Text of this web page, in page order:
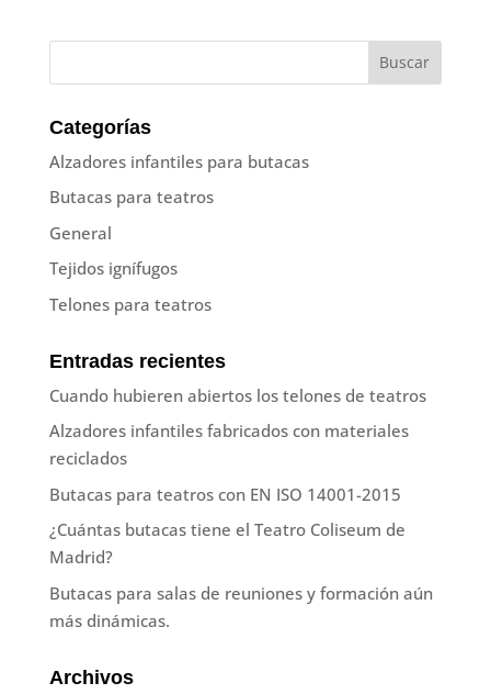
Categorías
Alzadores infantiles para butacas
Butacas para teatros
General
Tejidos ignífugos
Telones para teatros
Entradas recientes
Cuando hubieren abiertos los telones de teatros
Alzadores infantiles fabricados con materiales
reciclados
Butacas para teatros con EN ISO 14001-2015
¿Cuántas butacas tiene el Teatro Coliseum de
Madrid?
Butacas para salas de reuniones y formación aún
más dinámicas.
Archivos